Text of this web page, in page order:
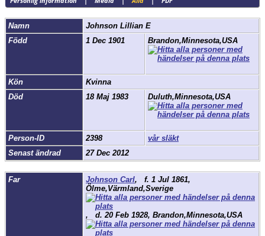
Namn Johnson Lillian E
Född
1 Dec 1901 Brandon,Minnesota,USA
Kön
Kvinna
Död
18 Maj 1983 Duluth,Minnesota,USA
Person-ID 2398
vår släkt
Senast ändrad
27 Dec 2012
Far Johnson Carl, f. 1 Jul 1861,
Ölme,Värmland,Sverige
, d. 20 Feb 1928, Brandon,Minnesota,USA